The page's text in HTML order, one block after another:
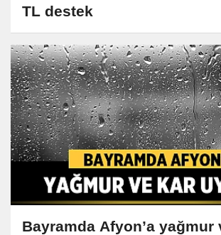
TL destek
Bayramda Afyon’a yağmur